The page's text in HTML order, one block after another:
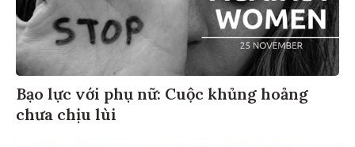
Bạo lực với phụ nữ: Cuộc khủng hoảng
chưa chịu lùi